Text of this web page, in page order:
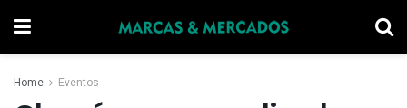
Home Eventos